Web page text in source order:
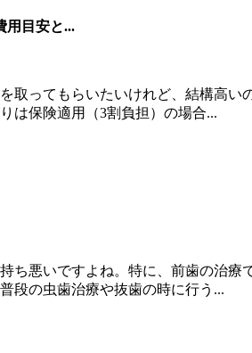
用目安と...
ってもらいたいけれど、結構高
は保険適用（3割負担）の場合...
ち悪いですよね。特に、前歯の治
段の虫歯治療や抜歯の時に行う...